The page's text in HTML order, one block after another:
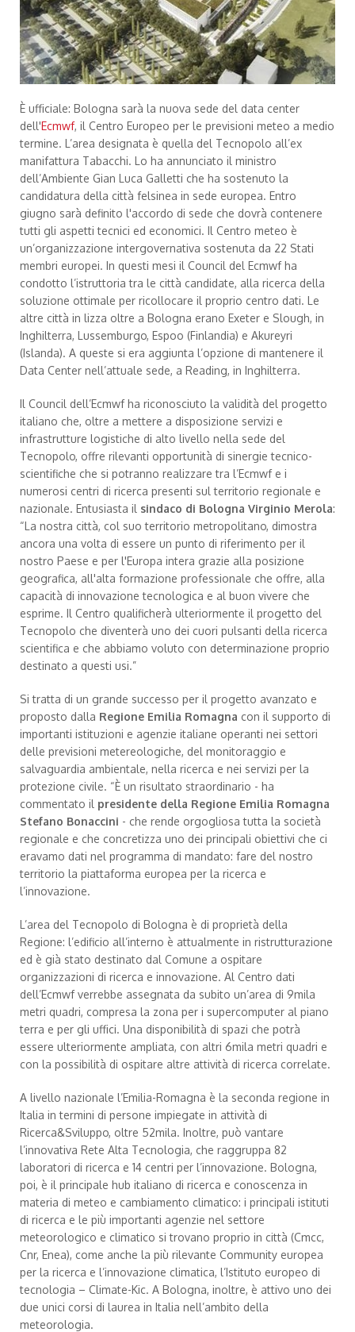
È ufficiale: Bologna sarà la nuova sede del data center
dell'Ecmwf, il Centro Europeo per le previsioni meteo a medio
termine. L’area designata è quella del Tecnopolo all’ex
manifattura Tabacchi. Lo ha annunciato il ministro
dell’Ambiente Gian Luca Galletti che ha sostenuto la
candidatura della città felsinea in sede europea. Entro
giugno sarà definito l'accordo di sede che dovrà contenere
tutti gli aspetti tecnici ed economici. Il Centro meteo è
un’organizzazione intergovernativa sostenuta da 22 Stati
membri europei. In questi mesi il Council del Ecmwf ha
condotto l’istruttoria tra le città candidate, alla ricerca della
soluzione ottimale per ricollocare il proprio centro dati. Le
altre città in lizza oltre a Bologna erano Exeter e Slough, in
Inghilterra, Lussemburgo, Espoo (Finlandia) e Akureyri
(Islanda). A queste si era aggiunta l’opzione di mantenere il
Data Center nell’attuale sede, a Reading, in Inghilterra.
Il Council dell’Ecmwf ha riconosciuto la validità del progetto
italiano che, oltre a mettere a disposizione servizi e
infrastrutture logistiche di alto livello nella sede del
Tecnopolo, offre rilevanti opportunità di sinergie tecnico-
scientifiche che si potranno realizzare tra l’Ecmwf e i
numerosi centri di ricerca presenti sul territorio regionale e
nazionale. Entusiasta il sindaco di Bologna Virginio Merola:
“La nostra città, col suo territorio metropolitano, dimostra
ancora una volta di essere un punto di riferimento per il
nostro Paese e per l'Europa intera grazie alla posizione
geografica, all'alta formazione professionale che offre, alla
capacità di innovazione tecnologica e al buon vivere che
esprime. Il Centro qualificherà ulteriormente il progetto del
Tecnopolo che diventerà uno dei cuori pulsanti della ricerca
scientifica e che abbiamo voluto con determinazione proprio
destinato a questi usi.”
Si tratta di un grande successo per il progetto avanzato e
proposto dalla Regione Emilia Romagna con il supporto di
importanti istituzioni e agenzie italiane operanti nei settori
delle previsioni metereologiche, del monitoraggio e
salvaguardia ambientale, nella ricerca e nei servizi per la
protezione civile. “È un risultato straordinario - ha
commentato il presidente della Regione Emilia Romagna
Stefano Bonaccini - che rende orgogliosa tutta la società
regionale e che concretizza uno dei principali obiettivi che ci
eravamo dati nel programma di mandato: fare del nostro
territorio la piattaforma europea per la ricerca e
l’innovazione.
L’area del Tecnopolo di Bologna è di proprietà della
Regione: l’edificio all’interno è attualmente in ristrutturazione
ed è già stato destinato dal Comune a ospitare
organizzazioni di ricerca e innovazione. Al Centro dati
dell’Ecmwf verrebbe assegnata da subito un’area di 9mila
metri quadri, compresa la zona per i supercomputer al piano
terra e per gli uffici. Una disponibilità di spazi che potrà
essere ulteriormente ampliata, con altri 6mila metri quadri e
con la possibilità di ospitare altre attività di ricerca correlate.
A livello nazionale l’Emilia-Romagna è la seconda regione in
Italia in termini di persone impiegate in attività di
Ricerca&Sviluppo, oltre 52mila. Inoltre, può vantare
l’innovativa Rete Alta Tecnologia, che raggruppa 82
laboratori di ricerca e 14 centri per l’innovazione. Bologna,
poi, è il principale hub italiano di ricerca e conoscenza in
materia di meteo e cambiamento climatico: i principali istituti
di ricerca e le più importanti agenzie nel settore
meteorologico e climatico si trovano proprio in città (Cmcc,
Cnr, Enea), come anche la più rilevante Community europea
per la ricerca e l’innovazione climatica, l’Istituto europeo di
tecnologia – Climate-Kic. A Bologna, inoltre, è attivo uno dei
due unici corsi di laurea in Italia nell’ambito della
meteorologia.